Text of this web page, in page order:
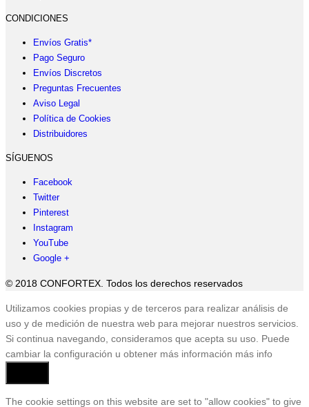
CONDICIONES
Envíos Gratis*
Pago Seguro
Envíos Discretos
Preguntas Frecuentes
Aviso Legal
Política de Cookies
Distribuidores
SÍGUENOS
Facebook
Twitter
Pinterest
Instagram
YouTube
Google +
© 2018 CONFORTEX. Todos los derechos reservados
Ir
a
Tienda
Utilizamos cookies propias y de terceros para realizar análisis de
uso y de medición de nuestra web para mejorar nuestros servicios.
Si continua navegando, consideramos que acepta su uso. Puede
cambiar la configuración u obtener más información más info
The cookie settings on this website are set to "allow cookies" to give